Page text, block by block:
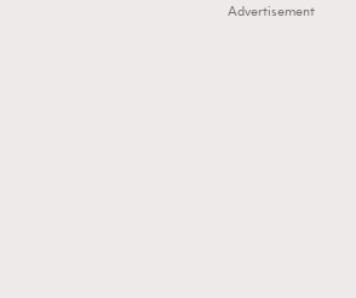
Advertisement